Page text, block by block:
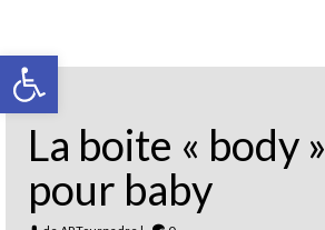
Ouvrir la barre d’outils
La boite « body »
pour baby